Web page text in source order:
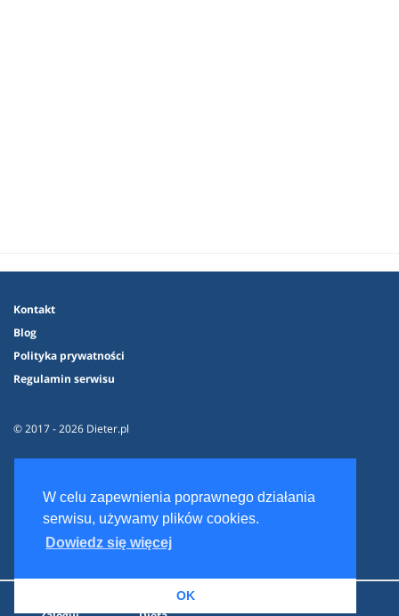
W celu zapewnienia poprawnego działania
serwisu, używamy plików cookies.
Dowiedz się więcej
OK
Kontakt
Blog
Polityka prywatności
Regulamin serwisu
© 2017 - 2026 Dieter.pl